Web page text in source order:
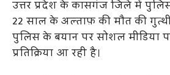
उत्तर प्रदेश के कासगंज जिले में
22 साल के अल्ताफ़ की मौत की
पुलिस के बयान पर सोशल मीडिया
प्रतिक्रिया आ रही है।